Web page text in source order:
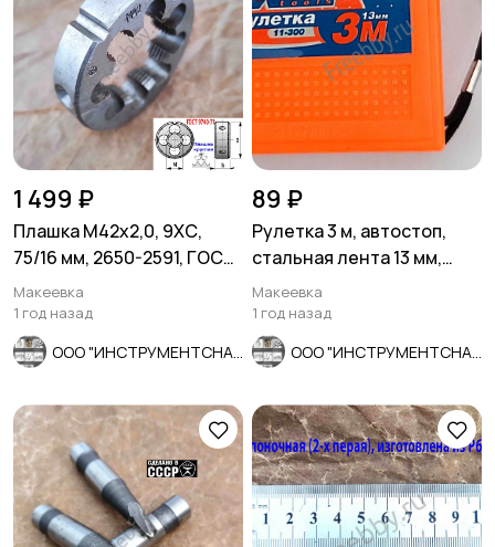
1 499 ₽
Плашка М42х2,0, 9ХС,
75/16 мм, 2650-2591, ГОСТ
7740-71, СССР.
Макеевка
1 год назад
89 ₽
Рулетка 3 м, автостоп,
стальная лента 13 мм,
двухсторонняя разметка.
Макеевка
1 год назад